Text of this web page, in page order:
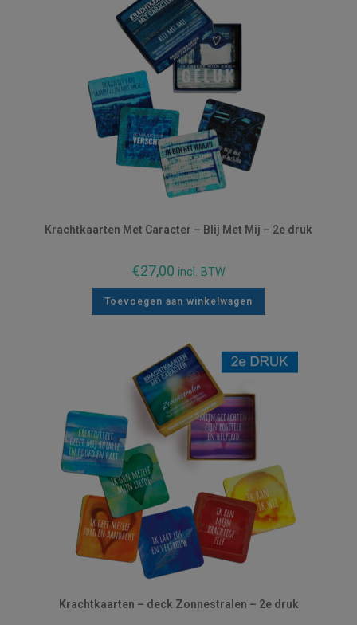
Krachtkaarten Met Caracter – Blij Met Mij – 2e druk
€27,00 incl. BTW
Toevoegen aan winkelwagen
Krachtkaarten – deck Zonnestralen – 2e druk